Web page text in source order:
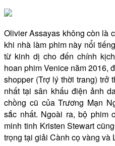
Olivier Assayas không còn là
khi nhà làm phim này nổi
từ kinh dị cho đến chính
hoan phim Venice năm 2016,
shopper (Trợ lý thời trang) trở
nhất tại sân khấu điện ảnh
chồng cũ của Trương Mạn
sắc nhất. Ngoài ra, bộ phim
minh tinh Kristen Stewart
trọng tại giải Cành cọ vàng và